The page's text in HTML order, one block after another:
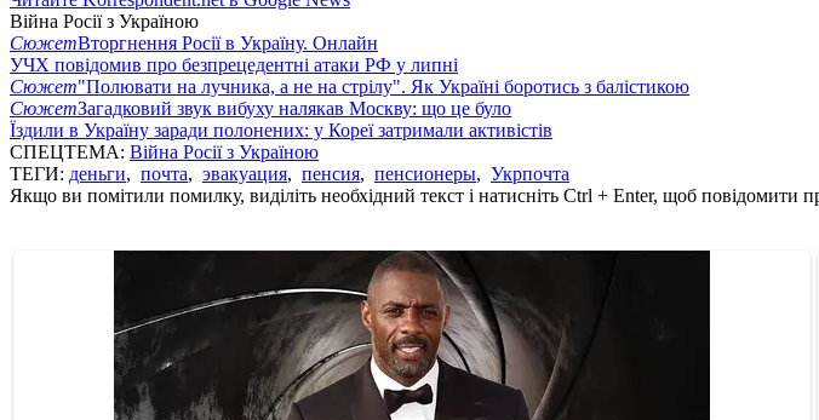
Війна Росії з Україною
СюжетВторгнення Росії в Україну. Онлайн
УЧХ повідомив про безпрецедентні атаки РФ у липні
Сюжет"Полювати на лучника, а не на стрілу". Як Україні боротись з балістикою
СюжетЗагадковий звук вибуху налякав Москву: що це було
Їздили в Україну заради полонених: у Кореї затримали активістів
СПЕЦТЕМА: Війна Росії з Україною
ТЕГИ: деньги, почта, эвакуация, пенсия, пенсионеры, Укрпочта
Якщо ви помітили помилку, виділіть необхідний текст і натисніть Ctrl + Enter, щоб повідомити